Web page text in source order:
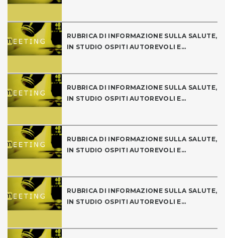
RUBRICA DI INFORMAZIONE SULLA SALUTE,
IN STUDIO OSPITI AUTOREVOLI E...
RUBRICA DI INFORMAZIONE SULLA SALUTE,
IN STUDIO OSPITI AUTOREVOLI E...
RUBRICA DI INFORMAZIONE SULLA SALUTE,
IN STUDIO OSPITI AUTOREVOLI E...
RUBRICA DI INFORMAZIONE SULLA SALUTE,
IN STUDIO OSPITI AUTOREVOLI E...